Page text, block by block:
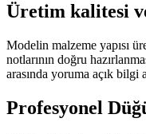
Üretim kalitesi
Modelin malzeme yapısı
notlarının doğru
arasında yoruma açık bilgi
Profesyonel